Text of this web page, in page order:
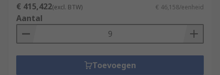
€ 415,422(excl. BTW) € 46,158/eenheid
Aantal
Toevoegen